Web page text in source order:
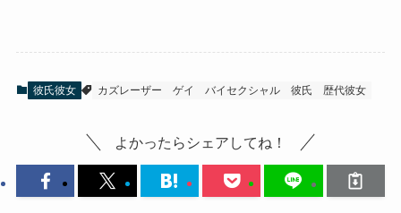
彼氏彼女 カズレーザー ゲイ バイセクシャル 彼氏 歴代彼女
よかったらシェアしてね！